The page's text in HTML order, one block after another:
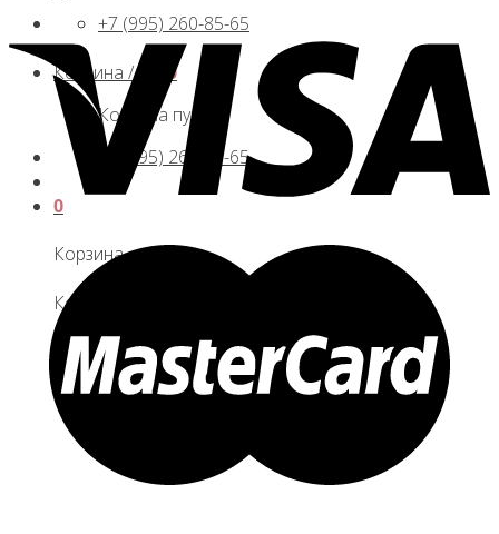
+7 (995) 260-85-65
Корзина /
0
Корзина пуста.
+7 (995) 260-85-65
0
Корзина
Корзина пуста.